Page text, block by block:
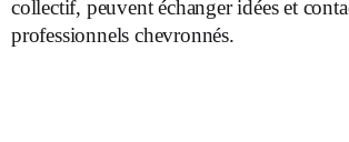
collectif, peuvent échanger idées et
professionnels chevronnés.